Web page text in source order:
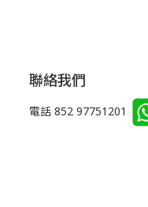
聯絡我們
電話 852 97751201